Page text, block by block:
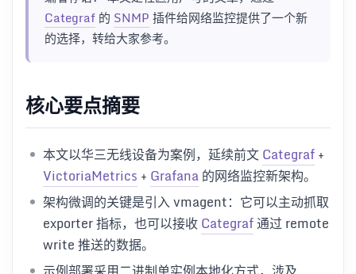
Categraf 的 SNMP 插件给网络监控提供了一个新
的选择，转给大家参考。
核心要点摘要
本文以华三无线设备为案例，延续前文Categraf+
VictoriaMetrics + Grafana的网络监控新架构。
架构微调的关键是引入 vmagent：它可以主动抓取
exporter 指标，也可以接收Categraf通过 remote
write 推送的数据。